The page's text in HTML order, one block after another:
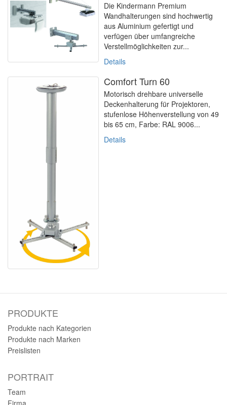
Die Kindermann Premium
Wandhalterungen sind hochwertig
aus Aluminium gefertigt und
verfügen über umfangreiche
Verstellmöglichkeiten zur...
Details
Comfort Turn 60
Motorisch drehbare universelle
Deckenhalterung für Projektoren,
stufenlose Höhenverstellung von 49
bis 65 cm, Farbe: RAL 9006...
Details
PRODUKTE
Produkte nach Kategorien
Produkte nach Marken
Preislisten
PORTRAIT
Team
Firma